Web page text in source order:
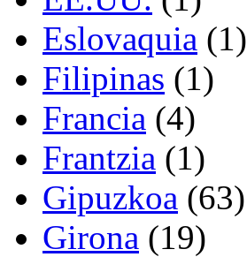
Eslovaquia (1)
Filipinas (1)
Francia (4)
Frantzia (1)
Gipuzkoa (63)
Girona (19)